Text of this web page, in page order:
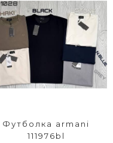
Футболка armani
111976bl